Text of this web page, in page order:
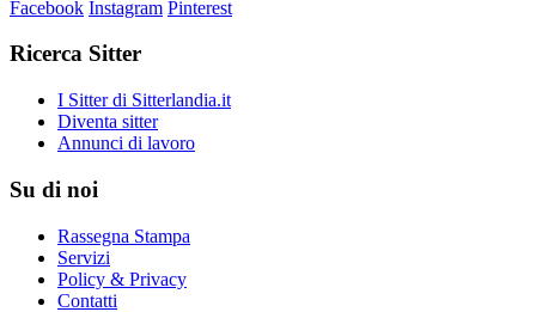
Facebook Instagram Pinterest
Ricerca Sitter
I Sitter di Sitterlandia.it
Diventa sitter
Annunci di lavoro
Su di noi
Rassegna Stampa
Servizi
Policy & Privacy
Contatti